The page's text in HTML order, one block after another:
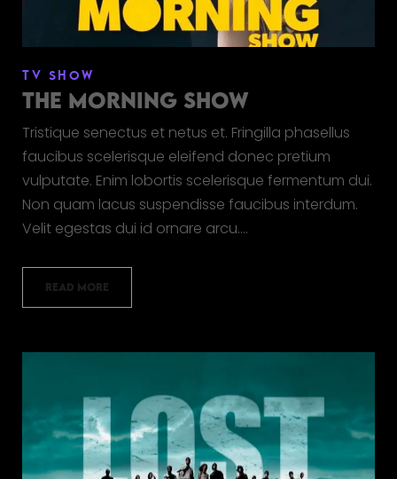
TV SHOW
THE MORNING SHOW
Tristique senectus et netus et. Fringilla phasellus
faucibus scelerisque eleifend donec pretium
vulputate. Enim lobortis scelerisque fermentum dui.
Non quam lacus suspendisse faucibus interdum.
Velit egestas dui id ornare arcu.…
READ MORE